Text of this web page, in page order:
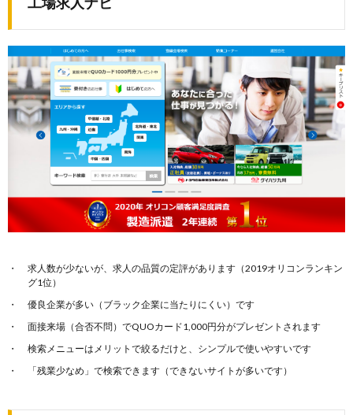
求人数が少ないが、求人の品質の定評があります（2019オリコンランキン
グ1位）
優良企業が多い（ブラック企業に当たりにくい）です
面接来場（合否不問）でQUOカード1,000円分がプレゼントされます
検索メニューはメリットで絞るだけと、シンプルで使いやすいです
「残業少なめ」で検索できます（できないサイトが多いです）